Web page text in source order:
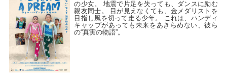
の少女。 地震で片足を失っても、ダンスに励む
親友同士。 目が見えなくても、金メダリストを
目指し風を切って走る少年。 これは、ハンディ
キャップがあっても未来をあきらめない、彼ら
の“真実の物語”。